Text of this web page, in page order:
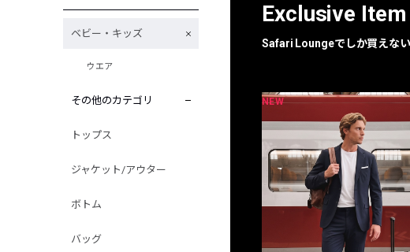
ベビー・キッズ
ウエア
その他のカテゴリ
トップス
ジャケット/アウター
ボトム
バッグ
Exclusive Item
Safari Loungeでしか買えな
NEW